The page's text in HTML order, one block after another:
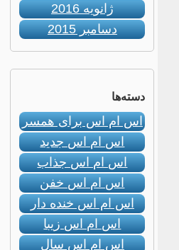
ژانویه 2016
دسامبر 2015
دسته‌ها
اس ام اس برای همسر
اس ام اس جدید
اس ام اس جذاب
اس ام اس خفن
اس ام اس خنده دار
اس ام اس زیبا
اس ام اس سال